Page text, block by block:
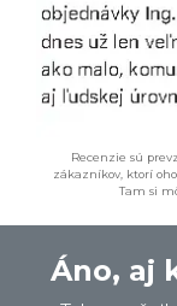
Recenzie sú
zákazníkov, ktorí
Tam si
Áno, aj